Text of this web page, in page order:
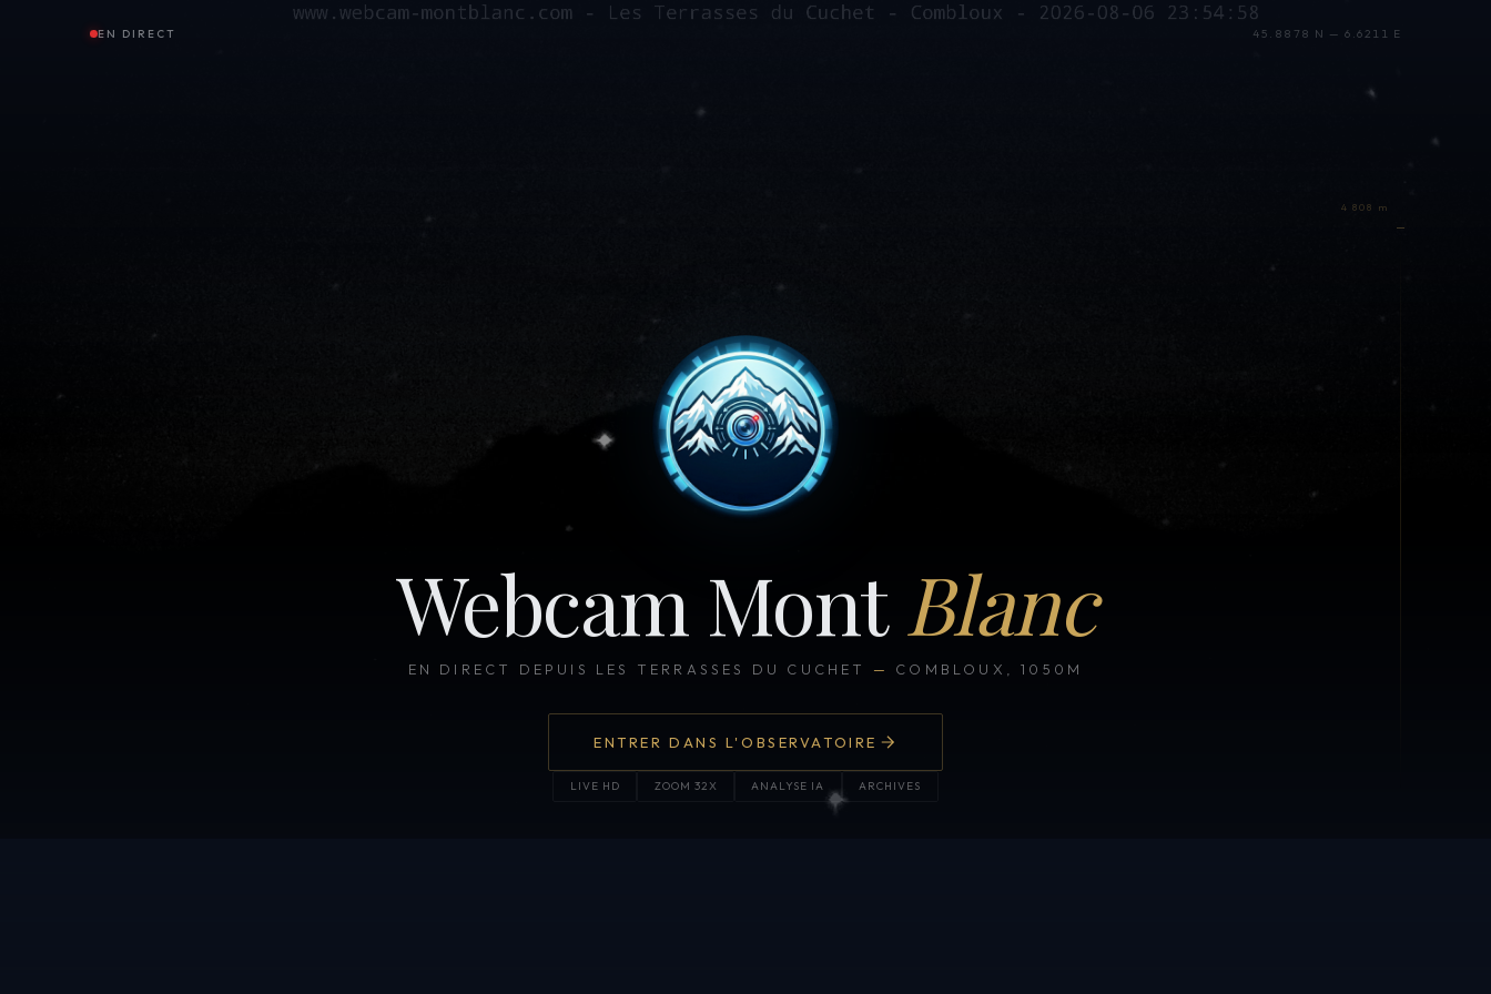
EN DIRECT 45.8878 N — 6.6211 E
Webcam Mont Blanc
EN DIRECT DEPUIS LES TERRASSES DU CUCHET — COMBLOUX, 1050M
ENTRER DANS L'OBSERVATOIRE
LIVE HD ZOOM 32X ANALYSE IA ARCHIVES